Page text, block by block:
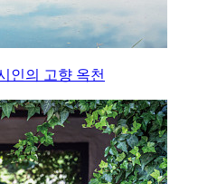
인의 고향 옥천